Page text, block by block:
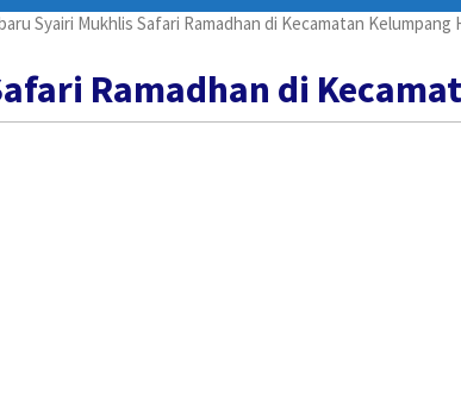
Syairi Mukhlis Safari Ramadhan di Kecamatan Kelumpang
Ramadhan di